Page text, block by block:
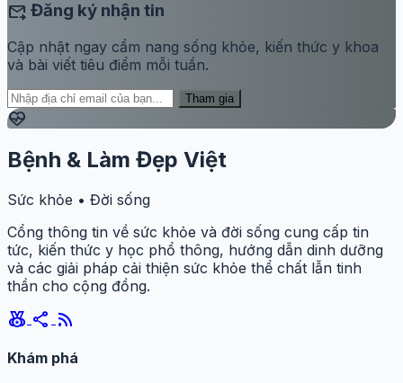
forward_to_inbox Đăng ký nhận tin
Cập nhật ngay cẩm nang sống khỏe, kiến thức y khoa
và bài viết tiêu điểm mỗi tuần.
Tham gia
ecg_heart
Bệnh & Làm Đẹp Việt
Sức khỏe • Đời sống
Cổng thông tin về sức khỏe và đời sống cung cấp tin
tức, kiến thức y học phổ thông, hướng dẫn dinh dưỡng
và các giải pháp cải thiện sức khỏe thể chất lẫn tinh
thần cho cộng đồng.
social_leaderboard share rss_feed
Khám phá